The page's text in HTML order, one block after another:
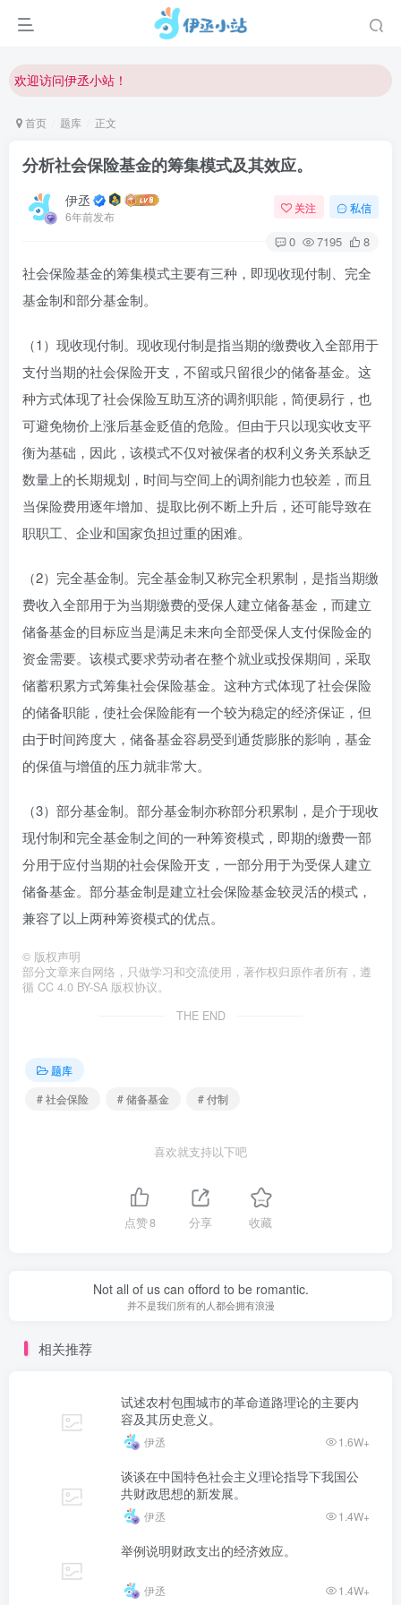
欢迎访问伊丞小站！
首页 题库 正文
分析社会保险基金的筹集模式及其效应。
伊丞
6年前发布
关注 私信
0 7195 8
社会保险基金的筹集模式主要有三种，即现收现付制、完全
基金制和部分基金制。
（1）现收现付制。现收现付制是指当期的缴费收入全部用于
支付当期的社会保险开支，不留或只留很少的储备基金。这
种方式体现了社会保险互助互济的调剂职能，简便易行，也
可避免物价上涨后基金贬值的危险。但由于只以现实收支平
衡为基础，因此，该模式不仅对被保者的权利义务关系缺乏
数量上的长期规划，时间与空间上的调剂能力也较差，而且
当保险费用逐年增加、提取比例不断上升后，还可能导致在
职职工、企业和国家负担过重的困难。
（2）完全基金制。完全基金制又称完全积累制，是指当期缴
费收入全部用于为当期缴费的受保人建立储备基金，而建立
储备基金的目标应当是满足未来向全部受保人支付保险金的
资金需要。该模式要求劳动者在整个就业或投保期间，采取
储蓄积累方式筹集社会保险基金。这种方式体现了社会保险
的储备职能，使社会保险能有一个较为稳定的经济保证，但
由于时间跨度大，储备基金容易受到通货膨胀的影响，基金
的保值与增值的压力就非常大。
（3）部分基金制。部分基金制亦称部分积累制，是介于现收
现付制和完全基金制之间的一种筹资模式，即期的缴费一部
分用于应付当期的社会保险开支，一部分用于为受保人建立
储备基金。部分基金制是建立社会保险基金较灵活的模式，
兼容了以上两种筹资模式的优点。
© 版权声明
部分文章来自网络，只做学习和交流使用，著作权归原作者所有，遵
循 CC 4.0 BY-SA 版权协议。
THE END
题库
# 社会保险
# 储备基金 # 付制
喜欢就支持以下吧
点赞8 分享 收藏
Not all of us can offord to be romantic.
并不是我们所有的人都会拥有浪漫
相关推荐
试述农村包围城市的革命道路理论的主要内
容及其历史意义。
伊丞 1.6W+
谈谈在中国特色社会主义理论指导下我国公
共财政思想的新发展。
伊丞 1.4W+
举例说明财政支出的经济效应。
伊丞 1.4W+